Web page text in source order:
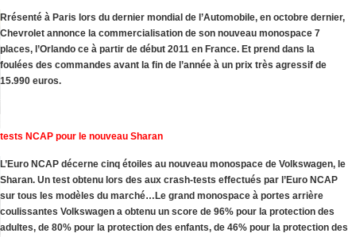
Rrésenté à Paris lors du dernier mondial de l’Automobile, en octobre dernier,
Chevrolet annonce la commercialisation de son nouveau monospace 7
places, l’Orlando ce à partir de début 2011 en France. Et prend dans la
foulées des commandes avant la fin de l’année à un prix très agressif de
15.990 euros.
NCAP pour le nouveau Sharan
L’Euro NCAP décerne cinq étoiles au nouveau monospace de Volkswagen, le
Sharan. Un test obtenu lors des aux crash-tests effectués par l’Euro NCAP
sur tous les modèles du marché…Le grand monospace à portes arrière
coulissantes Volkswagen a obtenu un score de 96% pour la protection des
adultes, de 80% pour la protection des enfants, de 46% pour la protection des